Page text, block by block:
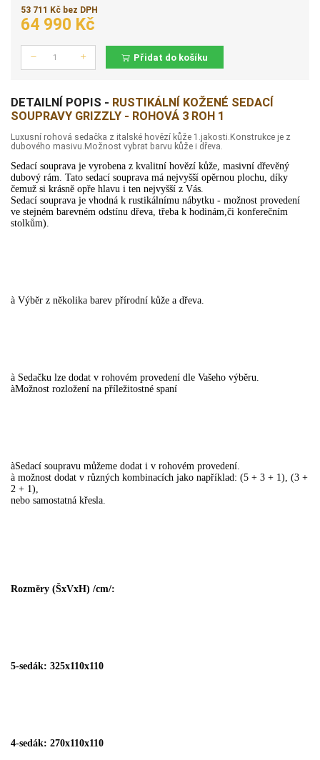
53 711 Kč bez DPH
64 990 Kč
Přidat do košíku
DETAILNÍ POPIS - RUSTIKÁLNÍ KOŽENÉ SEDACÍ
SOUPRAVY GRIZZLY - ROHOVÁ 3 ROH 1
Luxusní rohová sedačka z italské hovězí kůže 1.jakosti.Konstrukce je z
dubového masivu.Možnost vybrat barvu kůže i dřeva.
Sedací souprava je vyrobena z kvalitní hovězí kůže, masivní dřevěný
dubový rám. Tato sedací souprava má nejvyšší opěrnou plochu, díky
čemuž si krásně opře hlavu i ten nejvyšší z Vás.
Sedací souprava je vhodná k rustikálnímu nábytku - možnost provedení
ve stejném barevném odstínu dřeva, třeba k hodinám,či konferečním
stolkům).
à Výběr z několika barev přírodní kůže a dřeva.
à Sedačku lze dodat v rohovém provedení dle Vašeho výběru.
àMožnost rozložení na příležitostné spaní
àSedací soupravu můžeme dodat i v rohovém provedení.
à možnost dodat v různých kombinacích jako například: (5 + 3 + 1), (3 +
2 + 1),
nebo samostatná křesla.
Rozměry (ŠxVxH) /cm/:
5-sedák: 325x110x110
4-sedák: 270x110x110